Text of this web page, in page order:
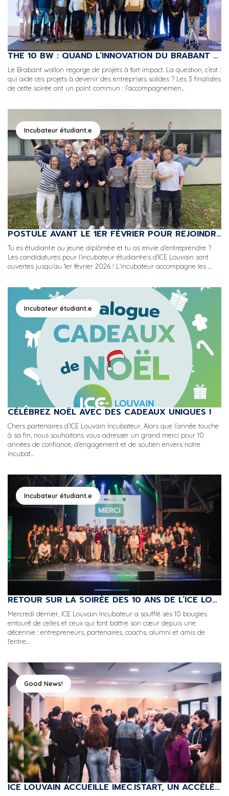
THE 10 BW : QUAND L’INNOVATION DU BRABANT WALLON MONTE SUR SCÈNE
Le Brabant wallon regorge de projets à fort impact. La question, c’est :
qui aide ces projets à devenir des entreprises solides ? Les 3 finalistes
de cette soirée ont un point commun : l’accompagnemen...
Incubateur étudiant.e
POSTULE AVANT LE 1ER FÉVRIER POUR REJOINDRE L'INCUBATEUR ÉTUDIANT·E·S !
Tu es étudiant·e ou jeune diplômé·e et tu as envie d’entreprendre ?
Les candidatures pour l’incubateur étudiant·e·s d’ICE Louvain sont
ouvertes jusqu’au 1er février 2026 ! L’incubateur accompagne les ...
Incubateur étudiant.e
CÉLÉBREZ NOËL AVEC DES CADEAUX UNIQUES !
Chers partenaires d’ICE Louvain Incubateur, Alors que l’année touche
à sa fin, nous souhaitons vous adresser un grand merci pour 10
années de confiance, d’engagement et de soutien envers notre
incubat...
Incubateur étudiant.e
RETOUR SUR LA SOIRÉE DES 10 ANS DE L’ICE LOUVAIN INCUBATEUR 🎉
Mercredi dernier, ICE Louvain Incubateur a soufflé ses 10 bougies
entouré de celles et ceux qui font battre son cœur depuis une
décennie : entrepreneurs, partenaires, coachs, alumni et amis de
l’entre...
Good News!
ICE LOUVAIN ACCUEILLE IMEC.ISTART, UN ACCÉLÉRATEUR DE RENOM POUR SOUTENIR LES IDÉES TECHNOLOGIQUES INNOVANTES.